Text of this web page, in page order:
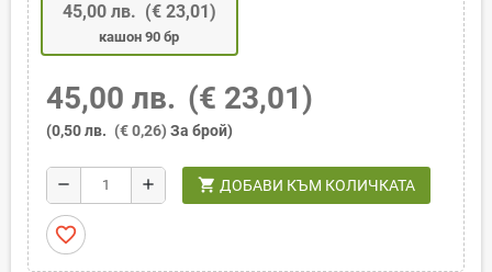
45,00 лв. (€ 23,01)
кашон 90 бр
45,00 лв. (€ 23,01)
(0,50 лв. (€ 0,26) За брой)
remove add shopping_cart ДОБАВИ КЪМ КОЛИЧКАТА
favorite_border